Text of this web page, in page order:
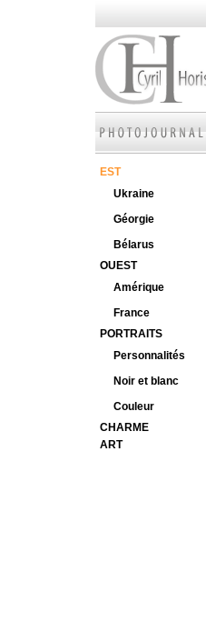
EST
Ukraine
Géorgie
Bélarus
OUEST
Amérique
France
PORTRAITS
Personnalités
Noir et blanc
Couleur
CHARME
ART